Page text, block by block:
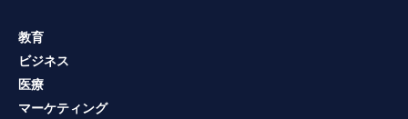
教育
ビジネス
医療
マーケティング